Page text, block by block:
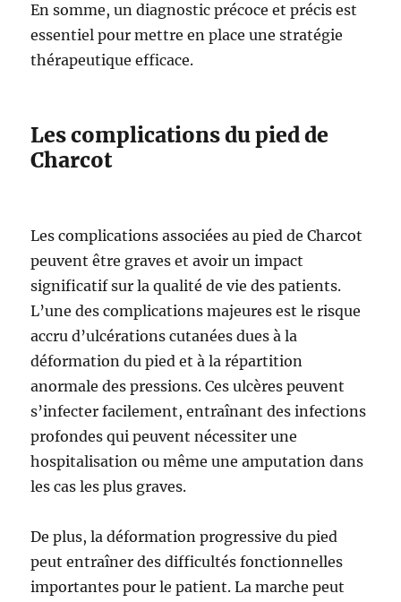
En somme, un diagnostic précoce et précis est
essentiel pour mettre en place une stratégie
thérapeutique efficace.
Les complications du pied de
Charcot
Les complications associées au pied de Charcot
peuvent être graves et avoir un impact
significatif sur la qualité de vie des patients.
L’une des complications majeures est le risque
accru d’ulcérations cutanées dues à la
déformation du pied et à la répartition
anormale des pressions. Ces ulcères peuvent
s’infecter facilement, entraînant des infections
profondes qui peuvent nécessiter une
hospitalisation ou même une amputation dans
les cas les plus graves.
De plus, la déformation progressive du pied
peut entraîner des difficultés fonctionnelles
importantes pour le patient. La marche peut